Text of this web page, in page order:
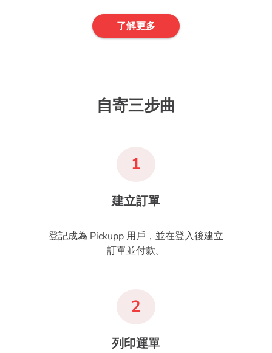
了解更多
自寄三步曲
1
建立訂單
登記成為 Pickupp 用戶，並在登入後建立
訂單並付款。
2
列印運單